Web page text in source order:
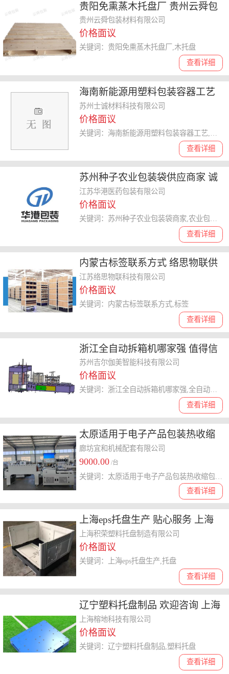
贵阳免熏蒸木托盘厂 贵州云舜包
装材料供应
贵州云舜包装材料有限公司
价格面议
查看详细
关键词：贵阳免熏蒸木托盘厂,木托盘
海南新能源用塑料包装容器工艺
和谐共赢 苏州士诚材料科技供应
苏州士诚材料科技有限公司
价格面议
查看详细
苏州种子农业包装袋供应商家 诚
信经营 江苏华港医药包装供应
江苏华港医药包装有限公司
价格面议
查看详细
内蒙古标签联系方式 络思物联供
应
江苏络思物联科技有限公司
价格面议
查看详细
关键词：内蒙古标签联系方式,标签
浙江全自动拆箱机哪家强 值得信
赖 苏州吉尔伽美智能科技供应
苏州吉尔伽美智能科技有限公司
价格面议
查看详细
关键词：浙江全自动拆箱机哪家强,全自动拆箱机
太原适用于电子产品包装热收缩
包装机厂家直销 欢迎咨询 廊坊宜
和机械配套供应
廊坊宜和机械配套有限公司
9000.00 /台
查看详细
上海eps托盘生产 贴心服务 上海
积荣塑料托盘供应
上海积荣塑料托盘制造有限公司
价格面议
查看详细
关键词：上海eps托盘生产,托盘
辽宁塑料托盘制品 欢迎咨询 上海
榕地科技供应
上海榕地科技有限公司
价格面议
查看详细
关键词：辽宁塑料托盘制品,塑料托盘